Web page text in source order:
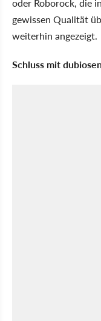
gewissen Qualität
weiterhin angezeigt.
Schluss mit